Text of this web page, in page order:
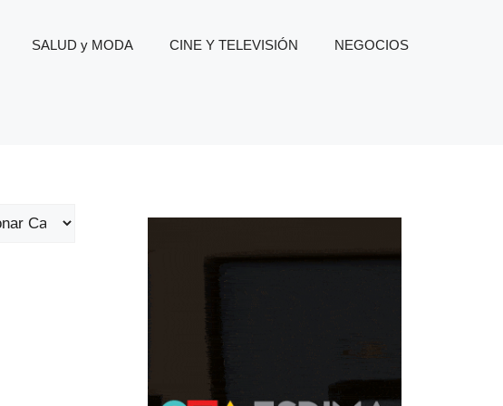
SALUD y MODA CINE Y TELEVISIÓN NEGOCIOS